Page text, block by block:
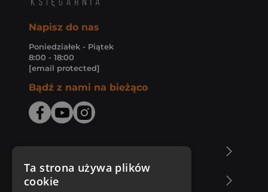
Napisz do nas
Poniedziałek - Piątek
8:00 - 18:00
[email protected]
Bądź z nami na bieżąco
Zakupy u nas
Ta strona używa plików
cookie